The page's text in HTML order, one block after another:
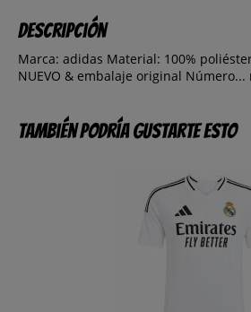
Descripción
Marca: adidas Material: 100%
NUEVO & embalaje original Número...
También podría gustarte esto